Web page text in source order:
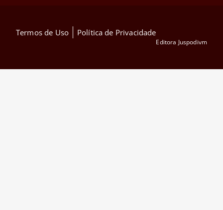
Termos de Uso Política de Privacidade
Editora Juspodivm